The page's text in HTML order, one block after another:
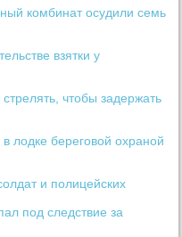
комбинат осудили семь
взятки у
чтобы задержать
лодке береговой охраной
и полицейских
под следствие за